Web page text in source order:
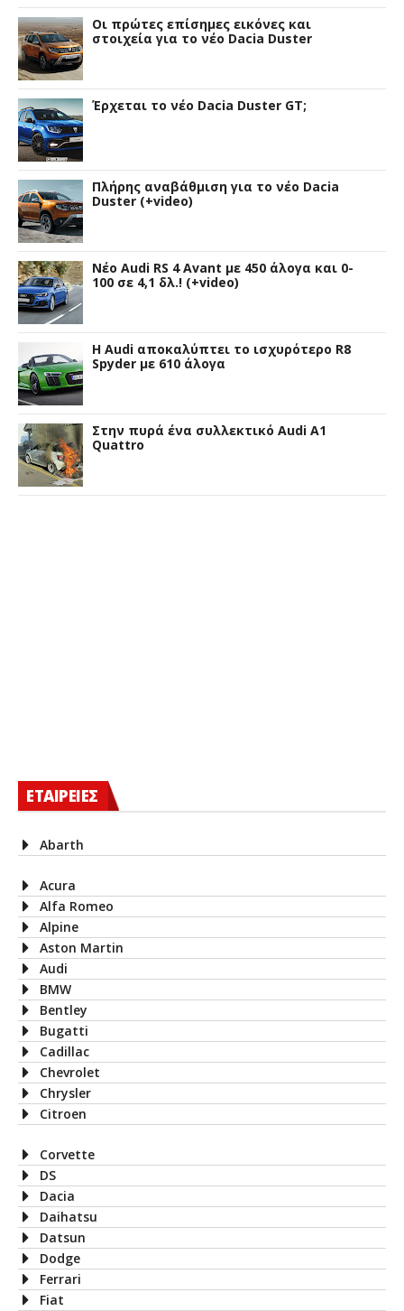
Οι πρώτες επίσημες εικόνες και
στοιχεία για το νέο Dacia Duster
Έρχεται το νέο Dacia Duster GT;
Πλήρης αναβάθμιση για το νέο Dacia
Duster (+video)
Νέο Audi RS 4 Avant με 450 άλογα και 0-
100 σε 4,1 δλ.! (+video)
Η Audi αποκαλύπτει το ισχυρότερο R8
Spyder με 610 άλογα
Στην πυρά ένα συλλεκτικό Audi A1
Quattro
ΕΤΑΙΡΕΙΕΣ
Abarth
Acura
Alfa Romeo
Alpine
Aston Martin
Audi
BMW
Bentley
Bugatti
Cadillac
Chevrolet
Chrysler
Citroen
Corvette
DS
Dacia
Daihatsu
Datsun
Dodge
Ferrari
Fiat